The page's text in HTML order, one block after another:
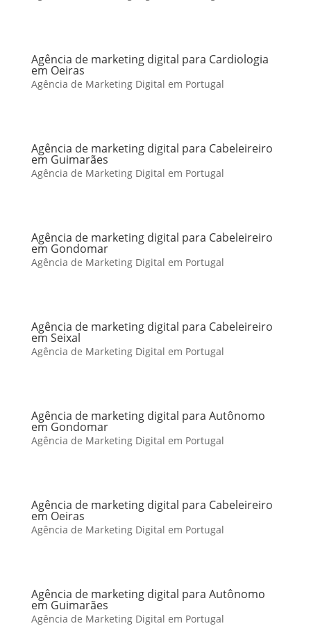
Agência de marketing digital para Cardiologia
em Oeiras
Agência de Marketing Digital em Portugal
Agência de marketing digital para Cabeleireiro
em Guimarães
Agência de Marketing Digital em Portugal
Agência de marketing digital para Cabeleireiro
em Gondomar
Agência de Marketing Digital em Portugal
Agência de marketing digital para Cabeleireiro
em Seixal
Agência de Marketing Digital em Portugal
Agência de marketing digital para Autônomo
em Gondomar
Agência de Marketing Digital em Portugal
Agência de marketing digital para Cabeleireiro
em Oeiras
Agência de Marketing Digital em Portugal
Agência de marketing digital para Autônomo
em Guimarães
Agência de Marketing Digital em Portugal